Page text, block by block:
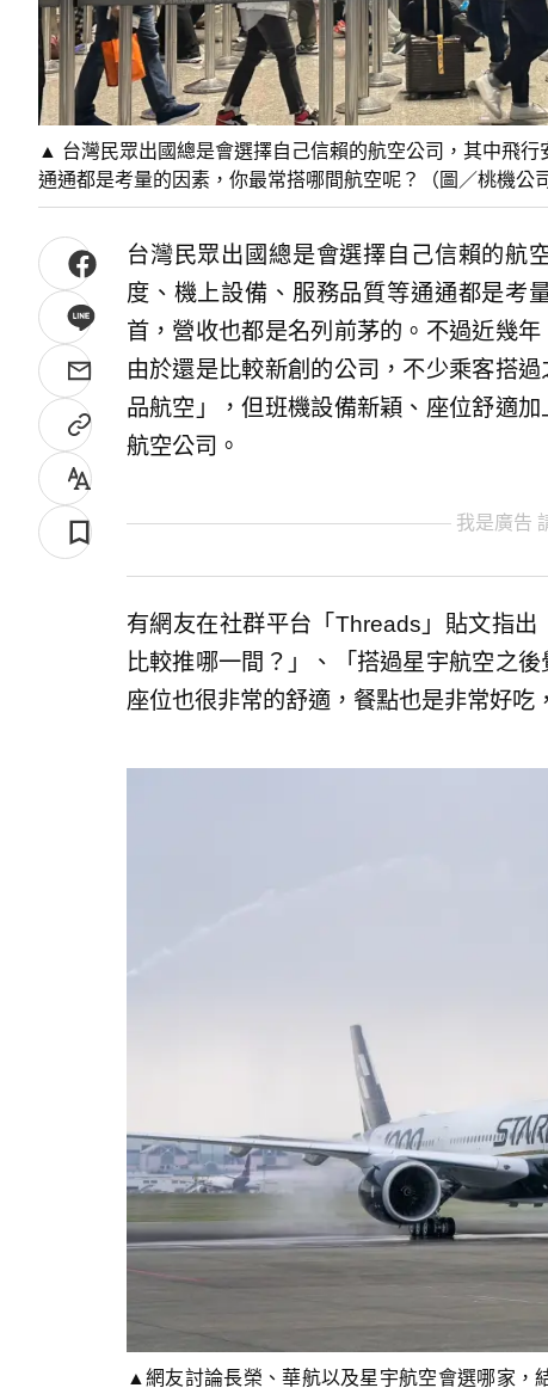
▲ 台灣民眾出國總是會選擇自己信賴的航空公司，其中飛
通通都是考量的因素，你最常搭哪間航空呢？（圖／桃機公
台灣民眾出國總是會選擇自己信賴的航
度、機上設備、服務品質等通通都是考
首，營收也都是名列前茅的。不過近幾
由於還是比較新創的公司，不少乘客搭
品航空」，但班機設備新穎、座位舒適
航空公司。
我是廣告
有網友在社群平台「Threads」貼文指
比較推哪一間？」、「搭過星宇航空之
座位也很非常的舒適，餐點也是非常好吃
▲網友討論長榮、華航以及星宇航空會選哪家，